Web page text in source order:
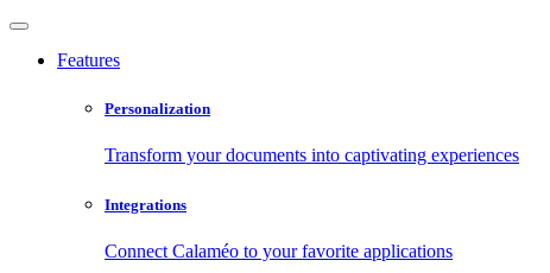
Features
Personalization
Transform your documents into captivating experiences
Integrations
Connect Calaméo to your favorite applications